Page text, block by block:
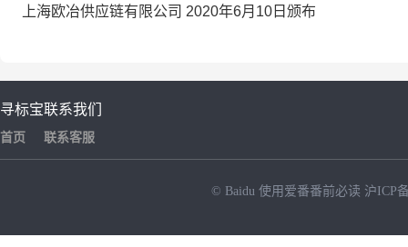
上海欧冶供应链有限公司 2020年6月10日颁布
寻标宝
首页
联系我们
联系客服
© Baidu 使用爱番番前必读 沪ICP